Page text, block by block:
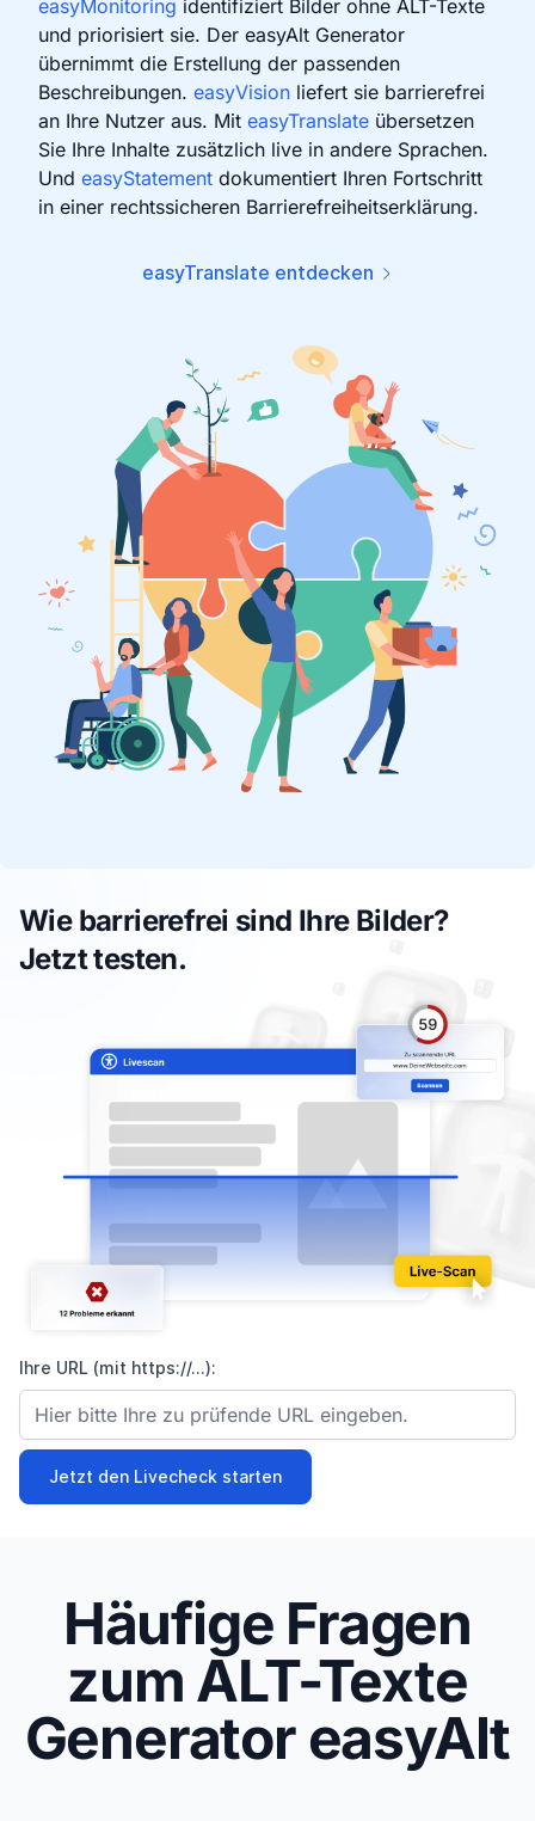
easyMonitoring identifiziert Bilder ohne ALT-Texte
und priorisiert sie. Der easyAlt Generator
übernimmt die Erstellung der passenden
Beschreibungen. easyVision liefert sie barrierefrei
an Ihre Nutzer aus. Mit easyTranslate übersetzen
Sie Ihre Inhalte zusätzlich live in andere Sprachen.
Und easyStatement dokumentiert Ihren Fortschritt
in einer rechtssicheren Barrierefreiheitserklärung.
easyTranslate entdecken
Wie barrierefrei sind Ihre Bilder?
Jetzt testen.
Ihre URL (mit https://...):
Jetzt den Livecheck starten
Häufige Fragen
zum ALT-Texte
Generator easyAlt